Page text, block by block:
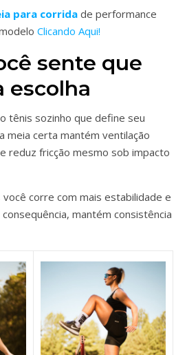
para corrida de performance
Clicando Aqui!
sente que
escolha
tênis sozinho que define seu
meia certa mantém ventilação
reduz fricção mesmo sob impacto
corre com mais estabilidade e
mantém consistência